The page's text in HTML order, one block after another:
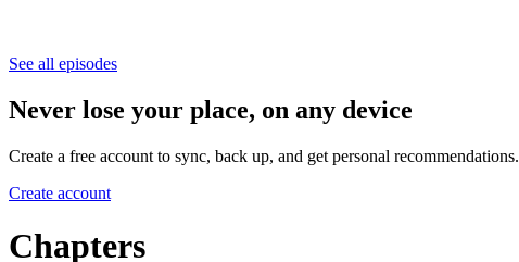
See all episodes
Never lose your place, on any device
Create a free account to sync, back up, and get personal recommendations.
Create account
Chapters